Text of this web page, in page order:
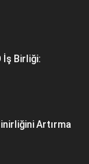
İş Birliği:
Artırma